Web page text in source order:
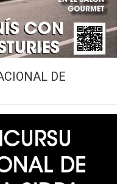
DE